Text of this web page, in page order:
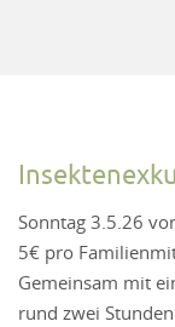
Sonntag 3.5.26
5€ pro
Gemeinsam mit
rund zwei